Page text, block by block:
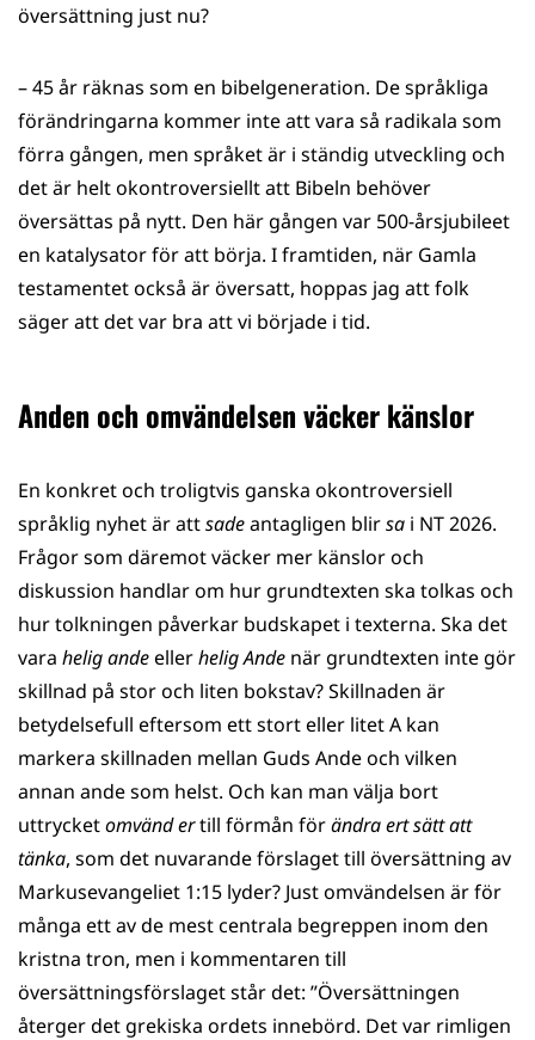
översättning just nu?
– 45 år räknas som en bibelgeneration. De språkliga
förändringarna kommer inte att vara så radikala som
förra gången, men språket är i ständig utveckling och
det är helt okontroversiellt att Bibeln behöver
översättas på nytt. Den här gången var 500-årsjubileet
en katalysator för att börja. I framtiden, när Gamla
testamentet också är översatt, hoppas jag att folk
säger att det var bra att vi började i tid.
Anden och omvändelsen väcker känslor
En konkret och troligtvis ganska okontroversiell
språklig nyhet är attsadeantagligen blirsa i NT 2026.
Frågor som däremot väcker mer känslor och
diskussion handlar om hur grundtexten ska tolkas och
hur tolkningen påverkar budskapet i texterna. Ska det
vara helig andeellerhelig Ande när grundtexten inte gör
skillnad på stor och liten bokstav? Skillnaden är
betydelsefull eftersom ett stort eller litet A kan
markera skillnaden mellan Guds Ande och vilken
annan ande som helst. Och kan man välja bort
uttrycketomvänd ertill förmån förändra ert sätt att
tänka, som det nuvarande förslaget till översättning av
Markusevangeliet 1:15 lyder? Just omvändelsen är för
många ett av de mest centrala begreppen inom den
kristna tron, men i kommentaren till
översättningsförslaget står det: ”Översättningen
återger det grekiska ordets innebörd. Det var rimligen